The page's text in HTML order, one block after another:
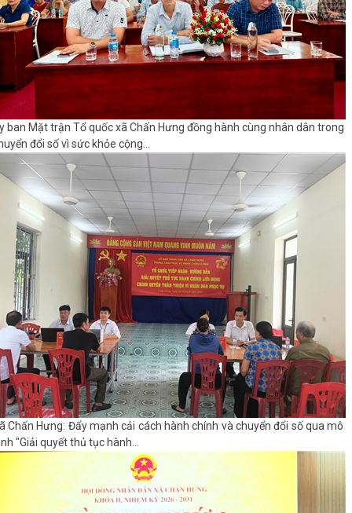
ban Mặt trận Tổ quốc xã Chấn Hưng đồng hành cùng nhân dân trong
đổi số vì sức khỏe cộng...
Chấn Hưng: Đẩy mạnh cải cách hành chính và chuyển đổi số qua mô
"Giải quyết thủ tục hành...